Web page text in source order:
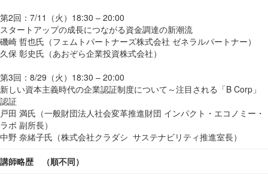
第2回：7/11（火）18:30 – 20:00
スタートアップの成長につながる資金調達の新潮流
磯崎 哲也氏（フェムトパートナーズ株式会社 ゼネラルパートナー）
久保 彰史氏（あおぞら企業投資株式会社）
第3回：8/29（火）18:30 – 20:00
新しい資本主義時代の企業認証制度について～注目される「B Corp」
認証
戸田 満氏（一般財団法人社会変革推進財団 インパクト・エコノミー・
ラボ 副所長）
中野 奈緒子氏（株式会社クラダシ サステナビリティ推進室長）
講師略歴 （順不同）